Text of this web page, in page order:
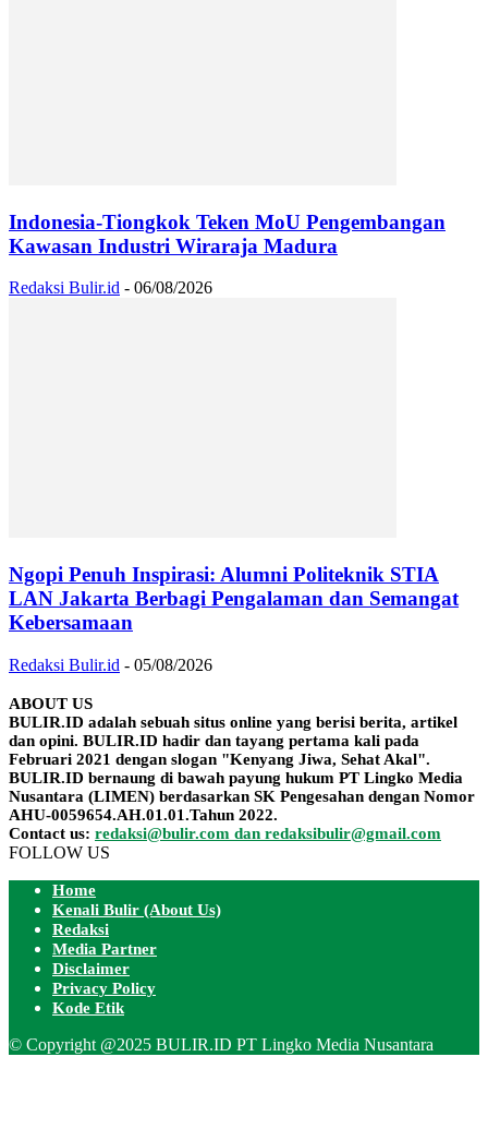
Indonesia-Tiongkok Teken MoU Pengembangan
Kawasan Industri Wiraraja Madura
Redaksi Bulir.id - 06/08/2026
Ngopi Penuh Inspirasi: Alumni Politeknik STIA
LAN Jakarta Berbagi Pengalaman dan Semangat
Kebersamaan
Redaksi Bulir.id - 05/08/2026
ABOUT US
BULIR.ID adalah sebuah situs online yang berisi berita, artikel
dan opini. BULIR.ID hadir dan tayang pertama kali pada
Februari 2021 dengan slogan "Kenyang Jiwa, Sehat Akal".
BULIR.ID bernaung di bawah payung hukum PT Lingko Media
Nusantara (LIMEN) berdasarkan SK Pengesahan dengan Nomor
AHU-0059654.AH.01.01.Tahun 2022.
Contact us: redaksi@bulir.com dan redaksibulir@gmail.com
FOLLOW US
Home
Kenali Bulir (About Us)
Redaksi
Media Partner
Disclaimer
Privacy Policy
Kode Etik
© Copyright @2025 BULIR.ID PT Lingko Media Nusantara